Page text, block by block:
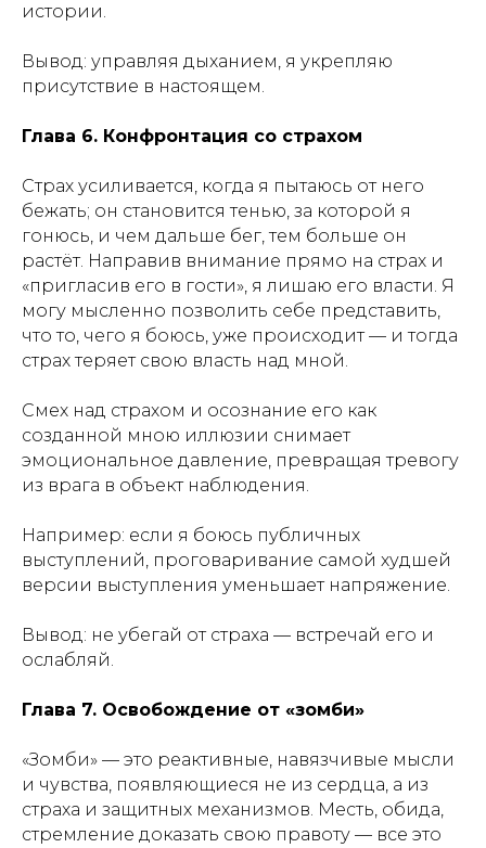
истории.
Вывод: управляя дыханием, я укрепляю
присутствие в настоящем.
Глава 6. Конфронтация со страхом
Страх усиливается, когда я пытаюсь от него
бежать; он становится тенью, за которой я
гонюсь, и чем дальше бег, тем больше он
растёт. Направив внимание прямо на страх и
«пригласив его в гости», я лишаю его власти. Я
могу мысленно позволить себе представить,
что то, чего я боюсь, уже происходит — и тогда
страх теряет свою власть над мной.
Смех над страхом и осознание его как
созданной мною иллюзии снимает
эмоциональное давление, превращая тревогу
из врага в объект наблюдения.
Например: если я боюсь публичных
выступлений, проговаривание самой худшей
версии выступления уменьшает напряжение.
Вывод: не убегай от страха — встречай его и
ослабляй.
Глава 7. Освобождение от «зомби»
«Зомби» — это реактивные, навязчивые мысли
и чувства, появляющиеся не из сердца, а из
страха и защитных механизмов. Месть, обида,
стремление доказать свою правоту — все это